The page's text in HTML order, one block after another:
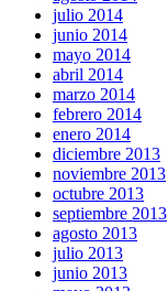
julio 2014
junio 2014
mayo 2014
abril 2014
marzo 2014
febrero 2014
enero 2014
diciembre 2013
noviembre 2013
octubre 2013
septiembre 2013
agosto 2013
julio 2013
junio 2013